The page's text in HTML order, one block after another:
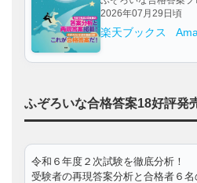
2026年07月29日頃
楽天ブックス
ふぞろいな合格答案18好評発
令和６年度２次試験を徹底分析！
受験者の再現答案分析と合格者６